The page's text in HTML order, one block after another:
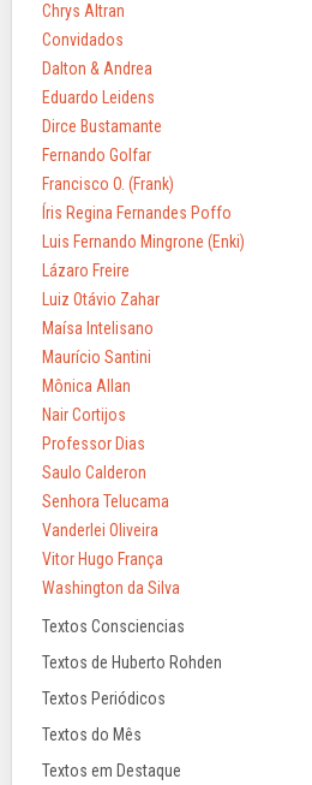
Chrys Altran
Convidados
Dalton & Andrea
Eduardo Leidens
Dirce Bustamante
Fernando Golfar
Francisco O. (Frank)
Íris Regina Fernandes Poffo
Luis Fernando Mingrone (Enki)
Lázaro Freire
Luiz Otávio Zahar
Maísa Intelisano
Maurício Santini
Mônica Allan
Nair Cortijos
Professor Dias
Saulo Calderon
Senhora Telucama
Vanderlei Oliveira
Vitor Hugo França
Washington da Silva
Textos Consciencias
Textos de Huberto Rohden
Textos Periódicos
Textos do Mês
Textos em Destaque